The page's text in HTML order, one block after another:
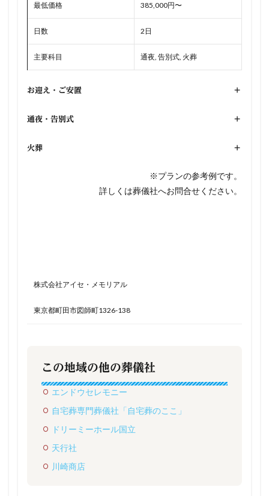
最低価格 385,000円〜
日数 2日
主要科目 通夜, 告別式, 火葬
お迎え・ご安置 +
通夜・告別式 +
火葬 +
※プランの参考例です。
詳しくは葬儀社へお問合せください。
株式会社アイセ・メモリアル
東京都町田市図師町1326-138
この地域の他の葬儀社
エンドウセレモニー
自宅葬専門葬儀社「自宅葬のここ」
ドリーミーホール国立
天行社
川崎商店